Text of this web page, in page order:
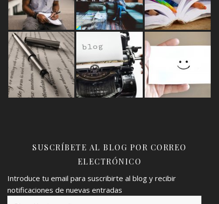
SUSCRÍBETE AL BLOG POR CORREO
ELECTRÓNICO
Introduce tu email para suscribirte al blog y recibir
notificaciones de nuevas entradas